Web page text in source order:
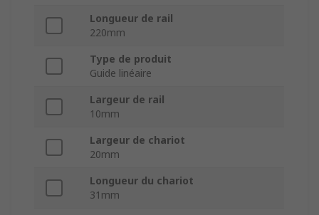
Longueur de rail
220mm
Type de produit
Guide linéaire
Largeur de rail
10mm
Largeur de chariot
20mm
Longueur du chariot
31mm